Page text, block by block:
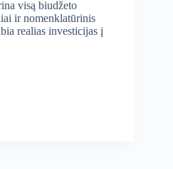
visą biudžeto
ir nomenklatūrinis
realias investicijas į